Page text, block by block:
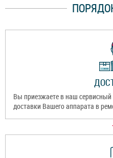
Вы приезжаете в наш
доставки Вашего аппарата в